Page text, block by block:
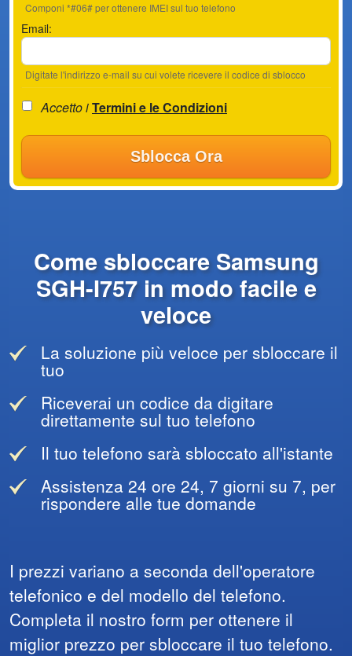
Componi *#06# per ottenere IMEI sul tuo telefono
Email:
Digitate l'indirizzo e-mail su cui volete ricevere il codice di sblocco
Accetto iTermini e le Condizioni
Sblocca Ora
Come sbloccare Samsung
SGH-I757 in modo facile e
veloce
La soluzione più veloce per sbloccare il
tuo
Riceverai un codice da digitare
direttamente sul tuo telefono
Il tuo telefono sarà sbloccato all'istante
Assistenza 24 ore 24, 7 giorni su 7, per
rispondere alle tue domande
I prezzi variano a seconda dell'operatore
telefonico e del modello del telefono.
Completa il nostro form per ottenere il
miglior prezzo per sbloccare il tuo telefono.